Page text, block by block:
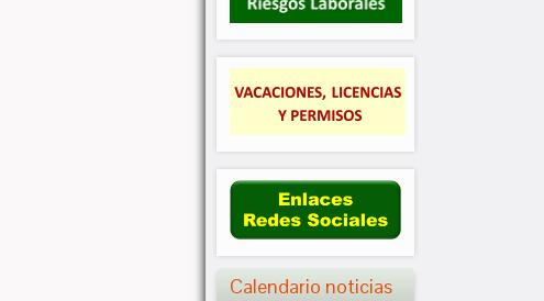
Calendario noticias